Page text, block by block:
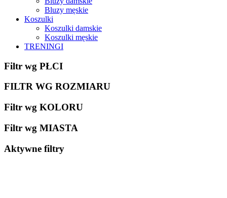
Bluzy męskie
Koszulki
Koszulki damskie
Koszulki męskie
TRENINGI
Filtr wg PŁCI
FILTR WG ROZMIARU
Filtr wg KOLORU
Filtr wg MIASTA
Aktywne filtry